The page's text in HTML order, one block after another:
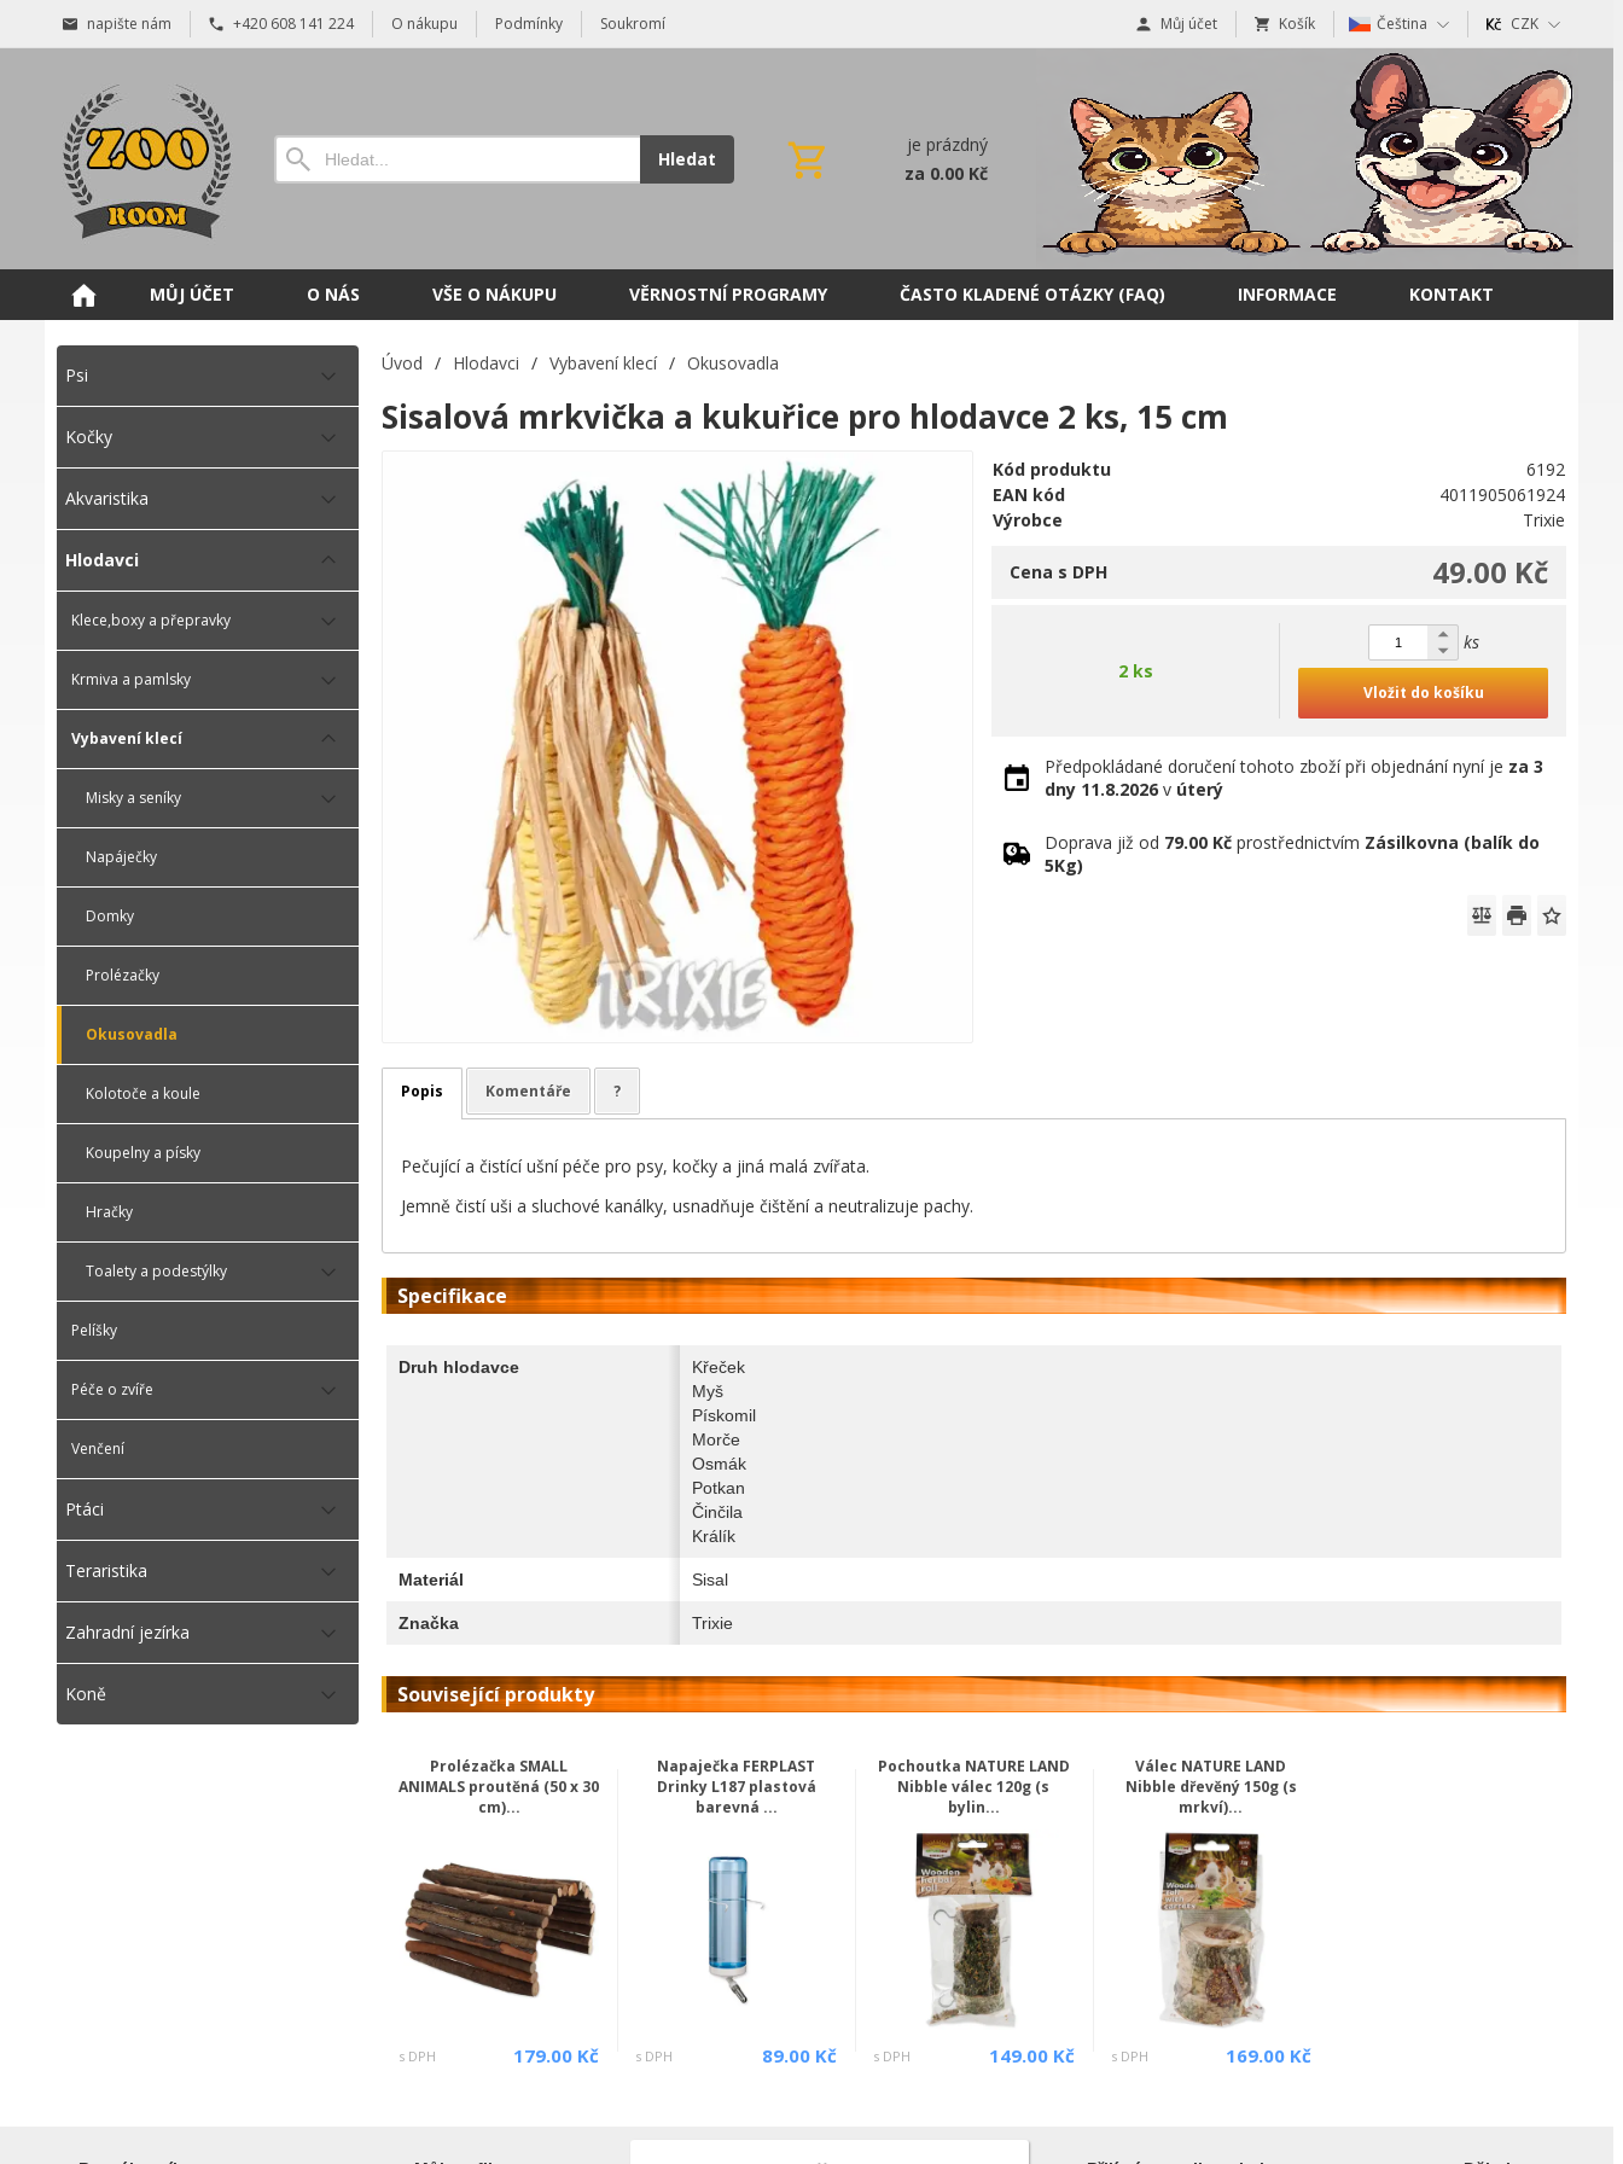
napište nám +420 608 141 224 O nákupu Podmínky Soukromí Můj účet Košík Čeština CZK
Hledat
je prázdný
za 0.00 Kč
MŮJ ÚČET O NÁS VŠE O NÁKUPU VĚRNOSTNÍ PROGRAMY ČASTO KLADENÉ OTÁZKY (FAQ) INFORMACE KONTAKT
Psi
Kočky
Akvaristika
Hlodavci
Klece,boxy a přepravky
Krmiva a pamlsky
Vybavení klecí
Misky a seníky
Napáječky
Domky
Prolézačky
Okusovadla
Kolotoče a koule
Koupelny a písky
Hračky
Toalety a podestýlky
Pelíšky
Péče o zvíře
Venčení
Ptáci
Teraristika
Zahradní jezírka
Koně
Úvod / Hlodavci / Vybavení klecí / Okusovadla
Sisalová mrkvička a kukuřice pro hlodavce 2 ks, 15 cm
Kód produktu
6192
EAN kód
4011905061924
Výrobce
Trixie
49.00 Kč
Cena s DPH
2 ks
ks
Vložit do košíku
Předpokládané doručení tohoto zboží při objednání nyní je za 3
dny 11.8.2026 v úterý
Doprava již od 79.00 Kč prostřednictvím Zásilkovna (balík do
5Kg)
Popis Komentáře ?
Pečující a čistící ušní péče pro psy, kočky a jiná malá zvířata.
Jemně čistí uši a sluchové kanálky, usnadňuje čištění a neutralizuje pachy.
Specifikace
Druh hlodavce
Křeček
Myš
Pískomil
Morče
Osmák
Potkan
Činčila
Králík
Materiál Sisal
Značka Trixie
Související produkty
Prolézačka SMALL
ANIMALS proutěná (50 x 30
cm)...
s DPH 179.00 Kč
Napaječka FERPLAST
Drinky L187 plastová
barevná ...
s DPH 89.00 Kč
Pochoutka NATURE LAND
Nibble válec 120g (s
bylin...
s DPH 149.00 Kč
Válec NATURE LAND
Nibble dřevěný 150g (s
mrkví)...
s DPH 169.00 Kč